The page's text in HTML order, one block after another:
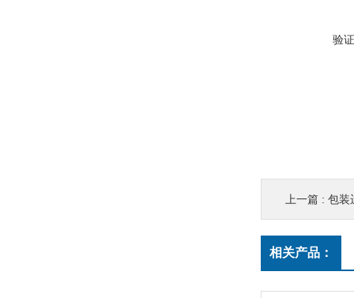
验
上一篇 : 包装
相关产品：